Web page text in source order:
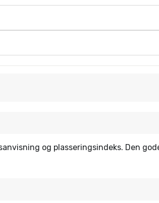
og plasseringsindeks. Den